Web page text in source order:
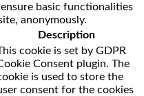
basic functionalities
anonymously.
Description
cookie is set by GDPR
Consent plugin. The
is used to store the
consent for the cookies